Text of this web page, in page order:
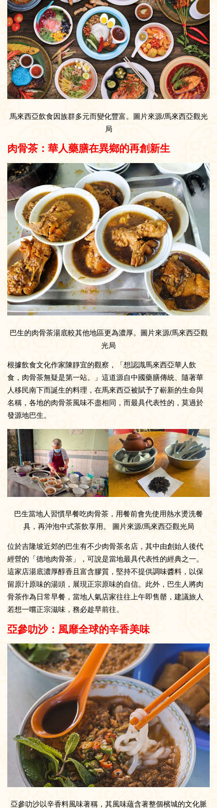
馬來西亞飲食因族群多元而變化豐富。圖片來源/馬來西亞觀光
局
肉骨茶：華人藥膳在異鄉的再創新生
巴生的肉骨茶湯底較其他地區更為濃厚。圖片來源/馬來西亞觀
光局
根據飲食文化作家陳靜宜的觀察，「想認識馬來西亞華人飲
食，肉骨茶無疑是第一站。」這道源自中國藥膳傳統、隨著華
人移民南下而誕生的料理，在馬來西亞被賦予了嶄新的生命與
名稱，各地的肉骨茶風味不盡相同，而最具代表性的，莫過於
發源地巴生。
巴生當地人習慣早餐吃肉骨茶，用餐前會先使用熱水燙洗餐
具，再沖泡中式茶飲享用。 圖片來源/馬來西亞觀光局
位於吉隆坡近郊的巴生有不少肉骨茶名店，其中由創始人後代
經營的「德地肉骨茶」，可說是當地最具代表性的經典之一。
這家店湯底濃厚醇香且富含膠質，堅持不提供調味醬料，以保
留原汁原味的湯頭，展現正宗原味的自信。此外，巴生人將肉
骨茶作為日常早餐，當地人氣店家往往上午即售罄，建議旅人
若想一嚐正宗滋味，務必趁早前往。
亞參叻沙：風靡全球的辛香美味
亞參叻沙以辛香料風味著稱，其風味蘊含著整個檳城的文化脈